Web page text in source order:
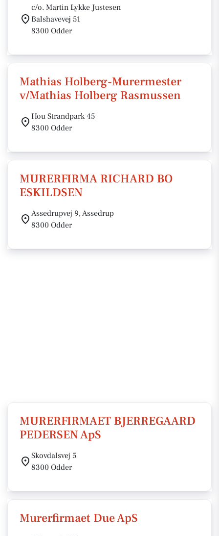
c/o. Martin Lykke Justesen
Balshavevej 51
8300 Odder
Mathias Holberg-Murermester
v/Mathias Holberg Rasmussen
Hou Strandpark 45
8300 Odder
MURERFIRMA RICHARD BO
ESKILDSEN
Assedrupvej 9, Assedrup
8300 Odder
MURERFIRMAET BJERREGAARD
PEDERSEN ApS
Skovdalsvej 5
8300 Odder
Murerfirmaet Due ApS